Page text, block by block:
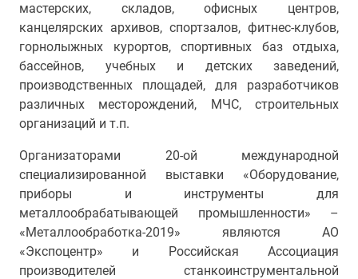
мастерских, складов, офисных центров,
канцелярских архивов, спортзалов, фитнес-клубов,
горнолыжных курортов, спортивных баз отдыха,
бассейнов, учебных и детских заведений,
производственных площадей, для разработчиков
различных месторождений, МЧС, строительных
организаций и т.п.
Организаторами 20-ой международной
специализированной выставки «Оборудование,
приборы и инструменты для
металлообрабатывающей промышленности» –
«Металлообработка-2019» являются АО
«Экспоцентр» и Российская Ассоциация
производителей станкоинструментальной